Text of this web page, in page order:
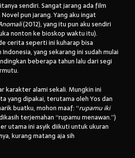
sendiri. Sangat jarang ada film
pun jarang. Yang aku ingat
(2012), yang itu pun aku sendiri
nonton ke bioskop waktu itu).
cerita seperti ini kuharap bisa
yang sekarang ini sudah mulai
beberapa tahun lalu dari segi
karakter alami sekali. Mungkin ini
yang dipakai, terutama oleh Yos dan
buatku, mohon maaf: “rupamu iki
terjemahan “rupamu menawan.”)
utama ini asyik diikuti untuk ukuran
kurang matang aja sih